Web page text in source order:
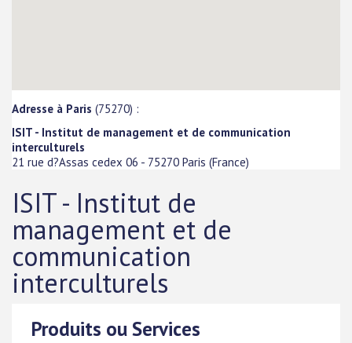
Adresse à Paris (75270) :
ISIT - Institut de management et de communication
interculturels
21 rue d?Assas cedex 06 - 75270 Paris (France)
ISIT - Institut de
management et de
communication
interculturels
Produits ou Services